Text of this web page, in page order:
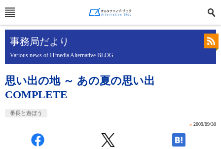
事務局だより
Various news of ITmedia Alternative BLOG
思い出の地 ～ あの夏の思い出
COMPLETE
番長と遊ぼう
» 2009/09/30